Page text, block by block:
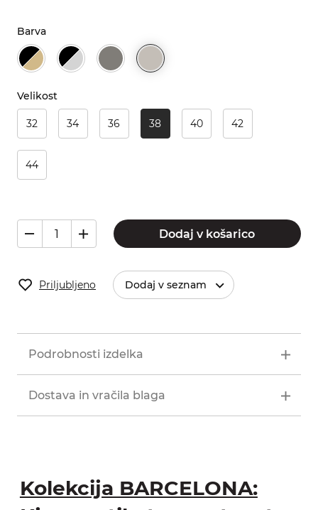
Barva
Velikost
32 34 36 38 40 42
44
Dodaj v košarico
Priljubljeno Dodaj v seznam
Podrobnosti izdelka
Dostava in vračila blaga
Kolekcija BARCELONA: